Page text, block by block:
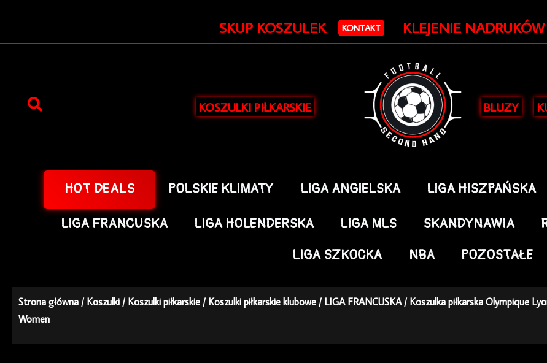
treści
SKUP KOSZULEK KONTAKT KLEJENIE NADRUKÓW
KOSZULKI PIŁKARSKIE BLUZY
HOT DEALS POLSKIE KLIMATY LIGA ANGIELSKA LIGA HISZPAŃSKA
LIGA FRANCUSKA LIGA HOLENDERSKA LIGA MLS SKANDYNAWIA
LIGA SZKOCKA
NBA POZOSTAŁE
Strona główna /Koszulki /Koszulki piłkarskie /Koszulki piłkarskie klubowe /LIGA FRANCUSKA/ Koszulka piłkarska Olympique
Women